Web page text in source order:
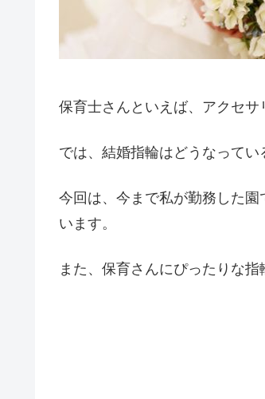
保育士さんといえば、アクセサ
では、結婚指輪はどうなってい
今回は、今まで私が勤務した
います。
また、保育さんにぴったりな指